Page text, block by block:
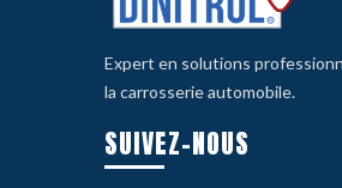
Expert en solutions
la carrosserie automobile.
SUIVEZ-NOUS